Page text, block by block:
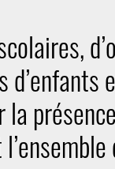
d’enfants
la